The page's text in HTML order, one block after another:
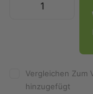
Vergleichen Zum
hinzugefügt